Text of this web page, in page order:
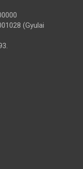
(Gyulai